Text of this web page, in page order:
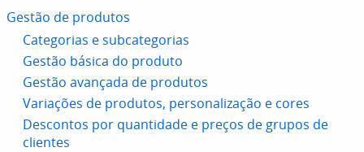
Gestão de produtos
Categorias e subcategorias
Gestão básica do produto
Gestão avançada de produtos
Variações de produtos, personalização e cores
Descontos por quantidade e preços de grupos de
clientes